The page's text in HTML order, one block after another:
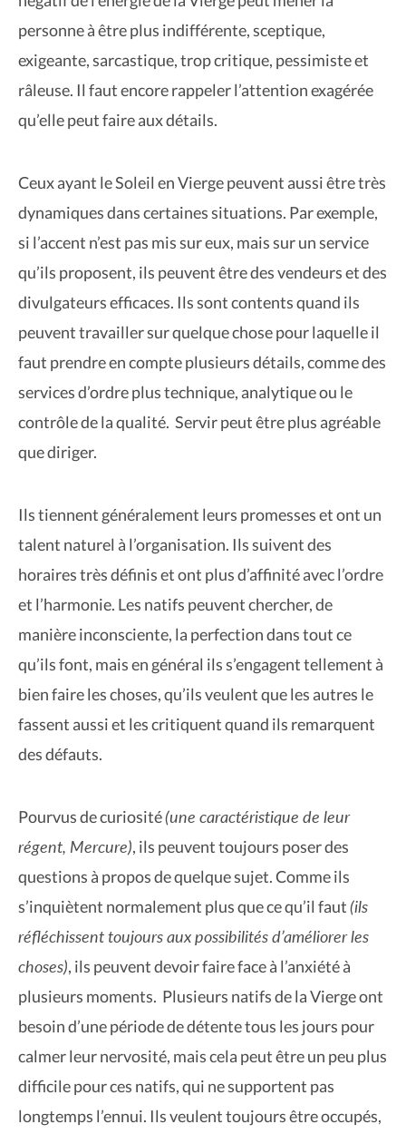
personne à être plus indifférente, sceptique,
exigeante, sarcastique, trop critique, pessimiste et
râleuse. Il faut encore rappeler l’attention exagérée
qu’elle peut faire aux détails.
Ceux ayant le Soleil en Vierge peuvent aussi être très
dynamiques dans certaines situations. Par exemple,
si l’accent n’est pas mis sur eux, mais sur un service
qu’ils proposent, ils peuvent être des vendeurs et des
divulgateurs efficaces. Ils sont contents quand ils
peuvent travailler sur quelque chose pour laquelle il
faut prendre en compte plusieurs détails, comme des
services d’ordre plus technique, analytique ou le
contrôle de la qualité. Servir peut être plus agréable
que diriger.
Ils tiennent généralement leurs promesses et ont un
talent naturel à l’organisation. Ils suivent des
horaires très définis et ont plus d’affinité avec l’ordre
et l’harmonie. Les natifs peuvent chercher, de
manière inconsciente, la perfection dans tout ce
qu’ils font, mais en général ils s’engagent tellement à
bien faire les choses, qu’ils veulent que les autres le
fassent aussi et les critiquent quand ils remarquent
des défauts.
Pourvus de curiosité(une caractéristique de leur
régent, Mercure), ils peuvent toujours poser des
questions à propos de quelque sujet. Comme ils
s’inquiètent normalement plus que ce qu’il faut(ils
réfléchissent toujours aux possibilités d’améliorer les
choses), ils peuvent devoir faire face à l’anxiété à
plusieurs moments. Plusieurs natifs de la Vierge ont
besoin d’une période de détente tous les jours pour
calmer leur nervosité, mais cela peut être un peu plus
difficile pour ces natifs, qui ne supportent pas
longtemps l’ennui. Ils veulent toujours être occupés,